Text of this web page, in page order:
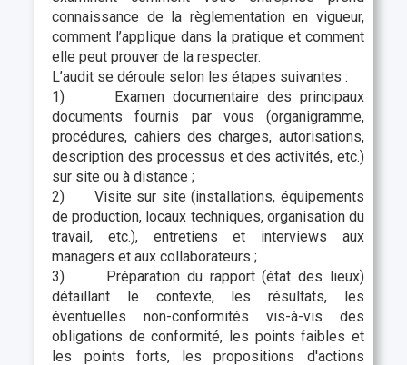
connaissance de la règlementation en vigueur,
comment l’applique dans la pratique et comment
elle peut prouver de la respecter.
L’audit se déroule selon les étapes suivantes :
1) Examen documentaire des principaux
documents fournis par vous (organigramme,
procédures, cahiers des charges, autorisations,
description des processus et des activités, etc.)
sur site ou à distance ;
2) Visite sur site (installations, équipements
de production, locaux techniques, organisation du
travail, etc.), entretiens et interviews aux
managers et aux collaborateurs ;
3) Préparation du rapport (état des lieux)
détaillant le contexte, les résultats, les
éventuelles non-conformités vis-à-vis des
obligations de conformité, les points faibles et
les points forts, les propositions d'actions